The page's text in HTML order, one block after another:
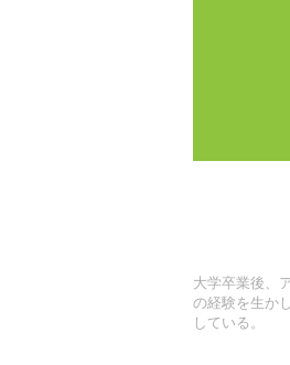
大学卒業後、
の経験を生か
している。